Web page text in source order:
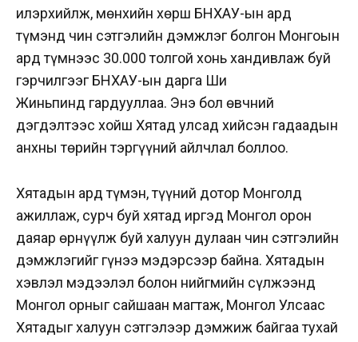
илэрхийлж, мөнхийн хөрш БНХАУ-ын ард
түмэнд чин сэтгэлийн дэмжлэг болгон Монгоын
ард түмнээс 30.000 толгой хонь хандивлаж буй
гэрчилгээг БНХАУ-ын дарга Ши
Жиньпинд гардууллаа. Энэ бол өвчний
дэгдэлтээс хойш Хятад улсад хийсэн гадаадын
анхны төрийн тэргүүний айлчлал боллоо.
Хятадын ард түмэн, түүний дотор Монголд
ажиллаж, сурч буй хятад иргэд Монгол орон
даяар өрнүүлж буй халуун дулаан чин сэтгэлийн
дэмжлэгийг гүнээ мэдэрсээр байна. Хятадын
хэвлэл мэдээлэл болон нийгмийн сүлжээнд
Монгол орныг сайшаан магтаж, Монгол Улсаас
Хятадыг халуун сэтгэлээр дэмжиж байгаа тухай